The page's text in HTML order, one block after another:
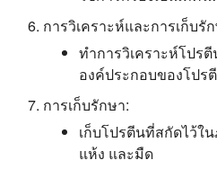
การวิเคราะห์และการเก็บรั
ทําการวิเคราะห์โปร
องค์ประกอบของโปร
การเก็บรักษา:
เก็บโปรตีนที่สกัดไว้ใ
แห้ง และมืด